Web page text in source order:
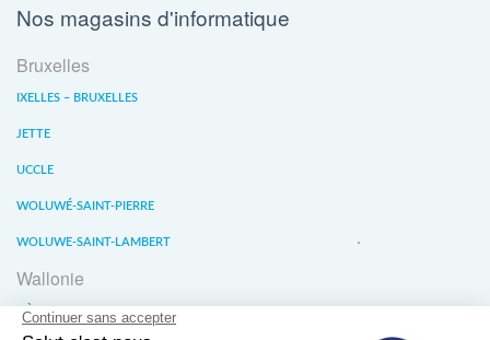
Nos magasins d'informatique
Bruxelles
IXELLES – BRUXELLES
JETTE
UCCLE
WOLUWÉ-SAINT-PIERRE
WOLUWE-SAINT-LAMBERT
Wallonie
LIÈGE